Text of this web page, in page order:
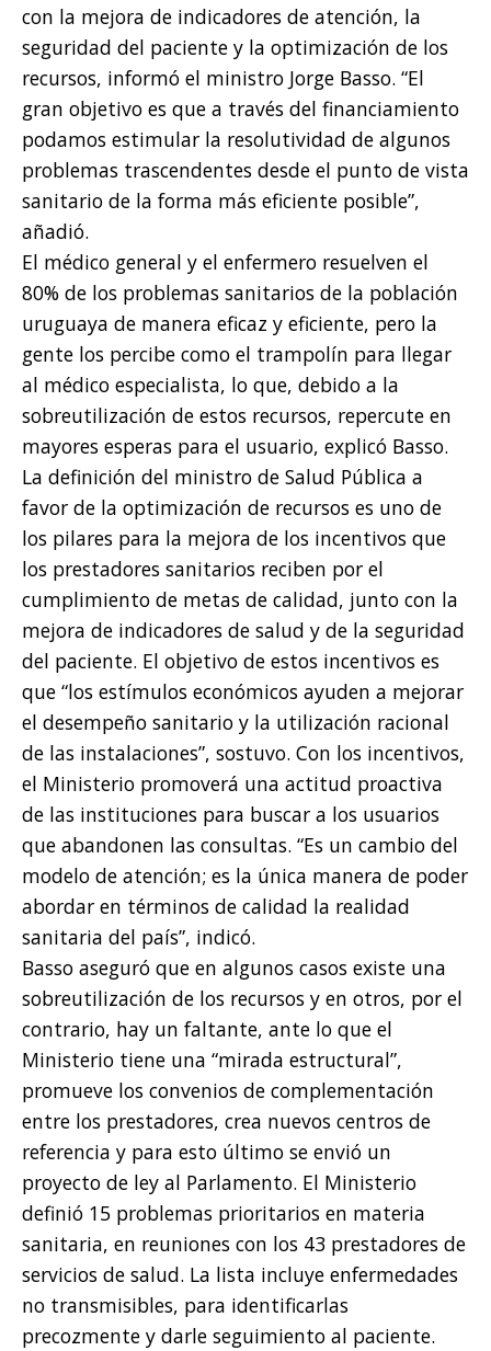
con la mejora de indicadores de atención, la
seguridad del paciente y la optimización de los
recursos, informó el ministro Jorge Basso. “El
gran objetivo es que a través del financiamiento
podamos estimular la resolutividad de algunos
problemas trascendentes desde el punto de vista
sanitario de la forma más eficiente posible”,
añadió.
El médico general y el enfermero resuelven el
80% de los problemas sanitarios de la población
uruguaya de manera eficaz y eficiente, pero la
gente los percibe como el trampolín para llegar
al médico especialista, lo que, debido a la
sobreutilización de estos recursos, repercute en
mayores esperas para el usuario, explicó Basso.
La definición del ministro de Salud Pública a
favor de la optimización de recursos es uno de
los pilares para la mejora de los incentivos que
los prestadores sanitarios reciben por el
cumplimiento de metas de calidad, junto con la
mejora de indicadores de salud y de la seguridad
del paciente. El objetivo de estos incentivos es
que “los estímulos económicos ayuden a mejorar
el desempeño sanitario y la utilización racional
de las instalaciones”, sostuvo. Con los incentivos,
el Ministerio promoverá una actitud proactiva
de las instituciones para buscar a los usuarios
que abandonen las consultas. “Es un cambio del
modelo de atención; es la única manera de poder
abordar en términos de calidad la realidad
sanitaria del país”, indicó.
Basso aseguró que en algunos casos existe una
sobreutilización de los recursos y en otros, por el
contrario, hay un faltante, ante lo que el
Ministerio tiene una “mirada estructural”,
promueve los convenios de complementación
entre los prestadores, crea nuevos centros de
referencia y para esto último se envió un
proyecto de ley al Parlamento. El Ministerio
definió 15 problemas prioritarios en materia
sanitaria, en reuniones con los 43 prestadores de
servicios de salud. La lista incluye enfermedades
no transmisibles, para identificarlas
precozmente y darle seguimiento al paciente.